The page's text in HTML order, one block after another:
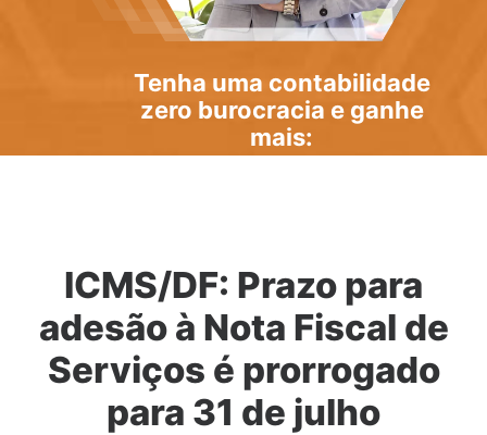
Tenha uma contabilidade
zero burocracia e ganhe
mais:
ICMS/DF: Prazo para
adesão à Nota Fiscal de
Serviços é prorrogado
para 31 de julho